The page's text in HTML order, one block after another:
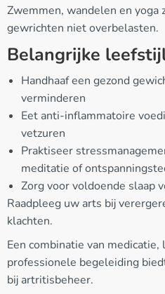
Zwemmen, wandelen en yoga
gewrichten niet overbelasten.
Belangrijke
Handhaaf een gezond
verminderen
Eet anti-inflammatoire
vetzuren
Praktiseer
meditatie of
Zorg voor voldoende slaap
Raadpleeg uw arts bij
klachten.
Een combinatie van
professionele begeleiding
bij artritisbeheer.